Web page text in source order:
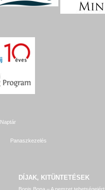
Naptár
Panaszkezelés
DÍJAK, KITÜNTETÉSEK